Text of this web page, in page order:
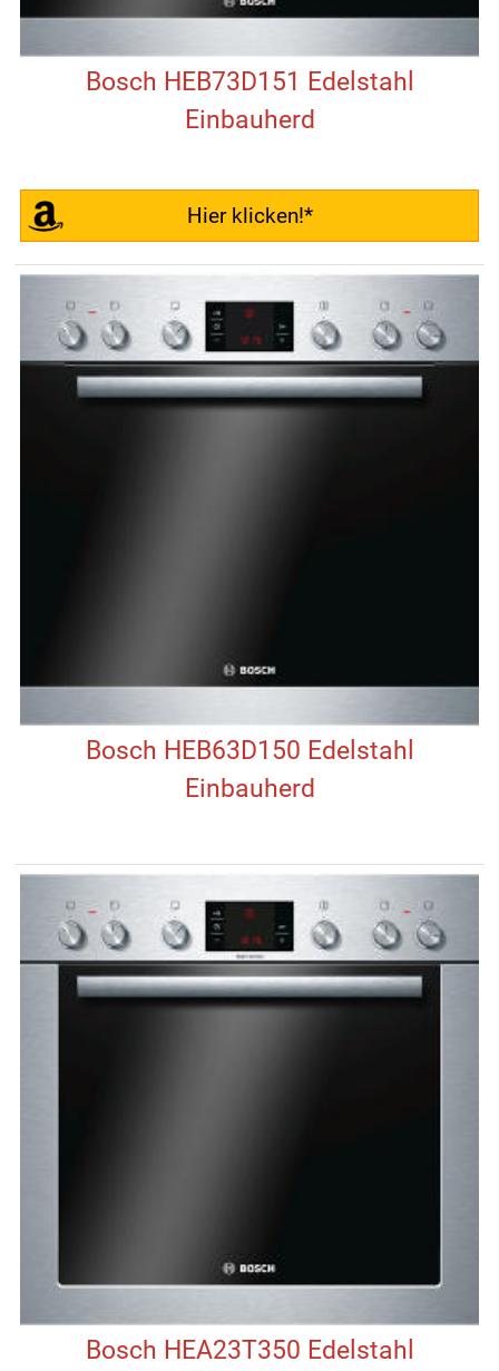
Bosch HEB73D151 Edelstahl
Einbauherd
Hier klicken!*
Bosch HEB63D150 Edelstahl
Einbauherd
Bosch HEA23T350 Edelstahl